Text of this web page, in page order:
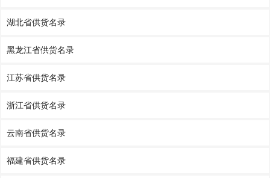
湖北省供货名录
黑龙江省供货名录
江苏省供货名录
浙江省供货名录
云南省供货名录
福建省供货名录